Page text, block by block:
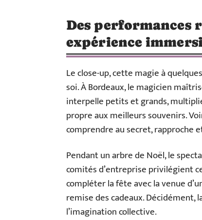
Des performances
expérience
Le close-up, cette magie à
soi. À Bordeaux, le magicien
interpelle petits et grands,
propre aux meilleurs souvenirs.
comprendre au secret, rapproche
Pendant un arbre de Noël, le
comités d’entreprise privilégient
compléter la fête avec la venue
remise des cadeaux. Décidément,
l’imagination collective.